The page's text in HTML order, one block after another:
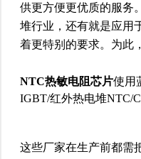
供更方便更优质的服务
堆行业，还有就是应用
着更特别的要求。为此
NTC热敏电阻芯片使用
IGBT/红外热电堆NTC/
这些厂家在生产前都需